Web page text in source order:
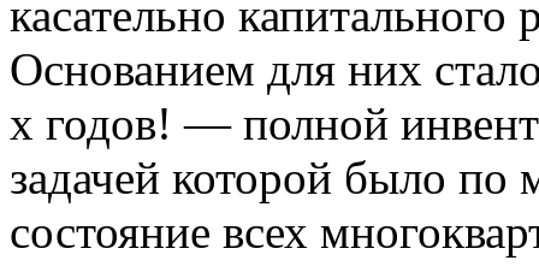
касательно
Основанием для них
х годов! — полной
задачей которой было по
состояние всех